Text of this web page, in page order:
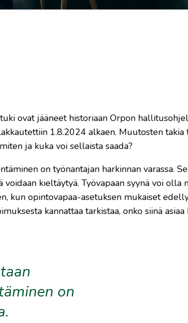
ovat jääneet historiaan Orpon
1.8.2024 alkaen. Muutosten takia
ja kuka voi sellaista saada?
on työnantajan harkinnan varassa.
kieltäytyä. Työvapaan syynä voi olla
kun opintovapaa-asetuksen mukaiset
kannattaa tarkistaa, onko siinä asiaa
on